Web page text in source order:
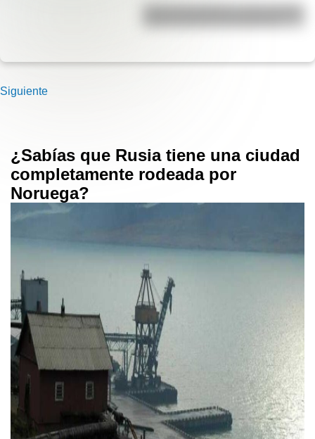
José de San Martín: conocé dónde
Siguiente
¿Sabías que Rusia tiene una ciudad
completamente rodeada por
Noruega?